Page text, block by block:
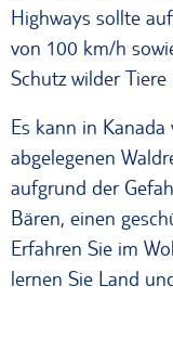
Highways sollte
von 100 km/h
Schutz wilder
Es kann in
abgelegenen
aufgrund der
Bären, einen
Erfahren Sie im
lernen Sie Land